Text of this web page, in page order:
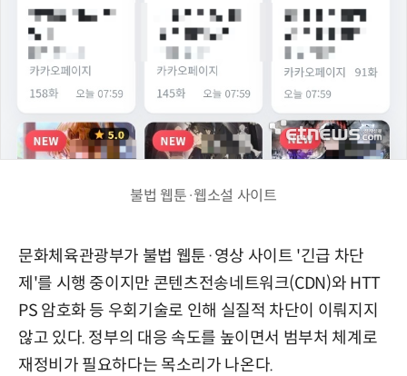
불법 웹툰·웹소설 사이트
문화체육관광부가 불법 웹툰·영상 사이트 '긴급 차단
제'를 시행 중이지만 콘텐츠전송네트워크(CDN)와 HTT
PS 암호화 등 우회기술로 인해 실질적 차단이 이뤄지지
않고 있다. 정부의 대응 속도를 높이면서 범부처 체계로
재정비가 필요하다는 목소리가 나온다.